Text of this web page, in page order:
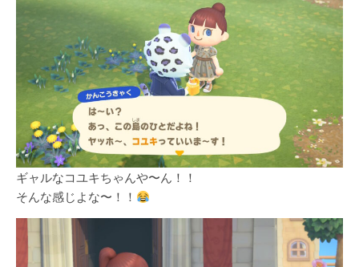
ギャルなコユキちゃんや〜ん！！
そんな感じよな〜！！